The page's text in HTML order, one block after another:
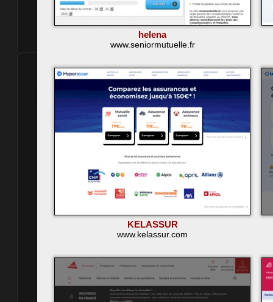
helena
www.seniormutuelle.fr
KELASSUR
www.kelassur.com